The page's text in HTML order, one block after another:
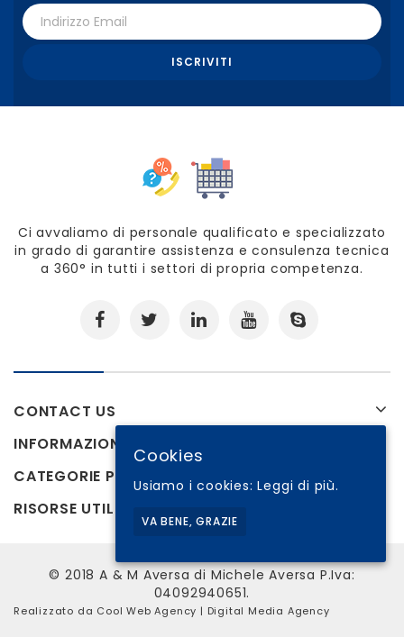
Ci avvaliamo di personale qualificato e specializzato
in grado di garantire assistenza e consulenza tecnica
a 360° in tutti i settori di propria competenza.
CONTACT US
INFORMAZIONI
CATEGORIE PRODOTTI
RISORSE UTILI
© 2018 A & M Aversa di Michele Aversa P.Iva:
04092940651.
Realizzato da Cool Web Agency | Digital Media Agency
Cookies
Usiamo i cookies:Leggi di più.
VA BENE, GRAZIE